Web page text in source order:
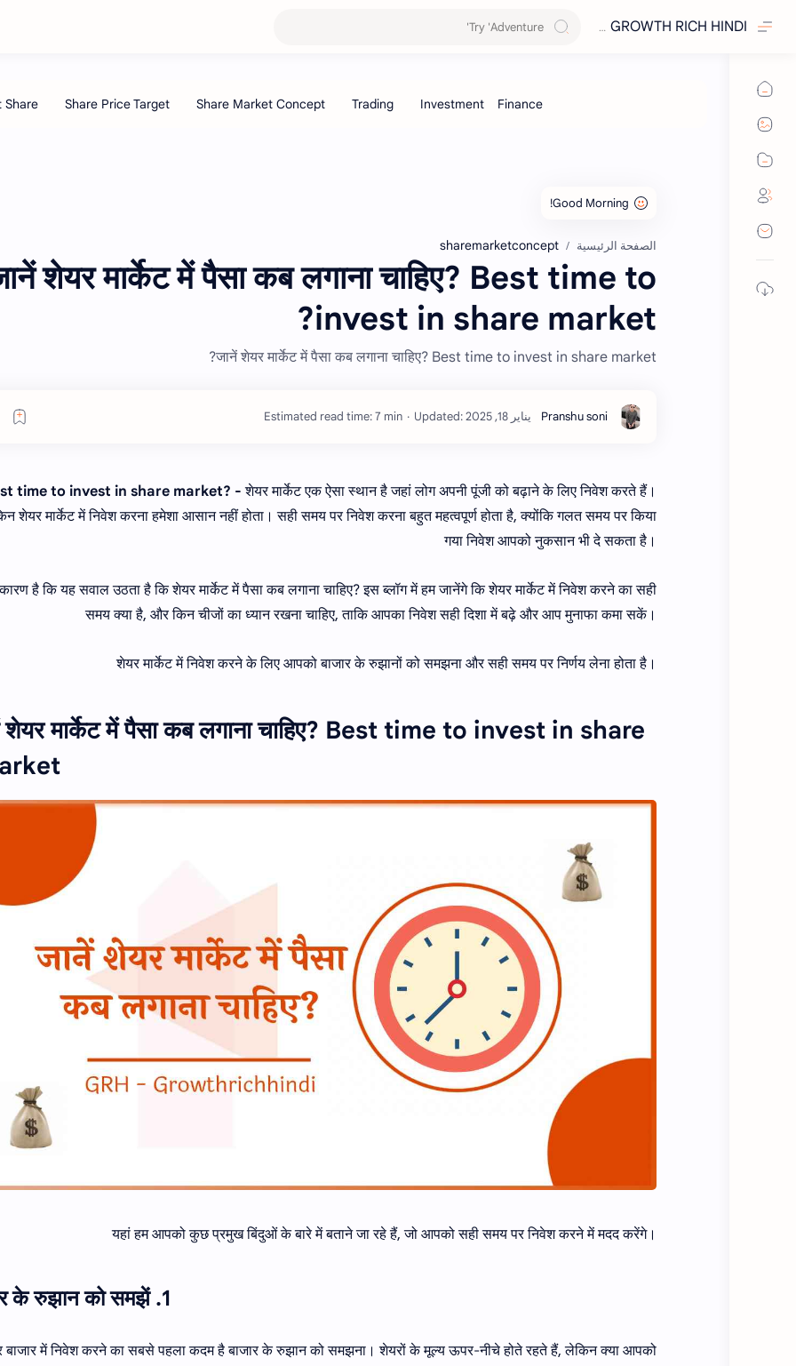
GROWTH RICH HINDI
الصفحة الرئيسية sharemarketconcept
शेयर मार्केट में पैसा कब लगाना चाहिए? Best time to
invest in share market?
जानें शेयर मार्केट में पैसा कब लगाना चाहिए? Best time to invest in share market?
Estimated read time: 7 min
time to invest in share market? -शेयर मार्केट एक ऐसा स्थान है जहां लोग अपनी पूंजी को बढ़ाने के लिए निवेश करते हैं।
शेयर मार्केट में निवेश करना हमेशा आसान नहीं होता। सही समय पर निवेश करना बहुत महत्वपूर्ण होता है, क्योंकि गलत समय पर किया
गया निवेश आपको नुकसान भी दे सकता है।
है कि यह सवाल उठता है कि शेयर मार्केट में पैसा कब लगाना चाहिए? इस ब्लॉग में हम जानेंगे कि शेयर मार्केट में निवेश करने का सही
समय क्या है, और किन चीजों का ध्यान रखना चाहिए, ताकि आपका निवेश सही दिशा में बढ़े और आप मुनाफा कमा सकें।
शेयर मार्केट में निवेश करने के लिए आपको बाजार के रुझानों को समझना और सही समय पर निर्णय लेना होता है।
शेयर मार्केट में पैसा कब लगाना चाहिए? Best time to invest in share
यहां हम आपको कुछ प्रमुख बिंदुओं के बारे में बताने जा रहे हैं, जो आपको सही समय पर निवेश करने में मदद करेंगे।
1. बाजार के रुझान को समझें
बाजार में निवेश करने का सबसे पहला कदम है बाजार के रुझान को समझना। शेयरों के मूल्य ऊपर-नीचे होते रहते हैं, लेकिन क्या आपको